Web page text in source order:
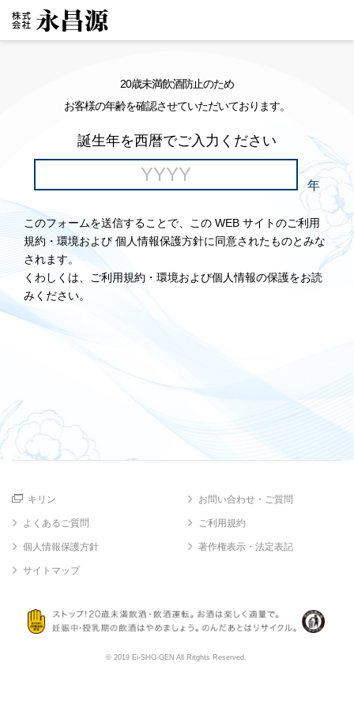
20歳未満飲酒防止のため
お客様の年齢を確認させていただいております。
誕生年を西暦でご入力ください
年
このフォームを送信することで、この WEB サイトのご利用
規約・環境および 個人情報保護方針に同意されたものとみな
されます。
くわしくは、ご利用規約・環境および個人情報の保護をお読
みください。
キリン お問い合わせ・ご質問
よくあるご質問 ご利用規約
個人情報保護方針 著作権表示・法定表記
サイトマップ
© 2019 Ei-SHO-GEN All Ritghts Reserved.